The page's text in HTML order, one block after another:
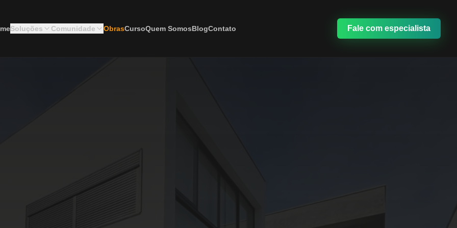
Soluções Comunidade ObrasCursoQuem SomosBlogContato Fale com especialista